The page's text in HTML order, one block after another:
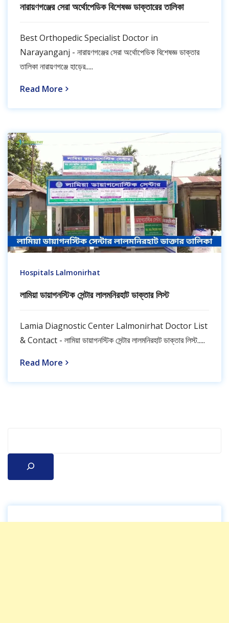
নারায়ণগঞ্জের সেরা অর্থোপেডিক বিশেষজ্ঞ ডাক্তারের তালিকা
Best Orthopedic Specialist Doctor in
Narayanganj - নারায়ণগঞ্জের সেরা অর্থোপেডিক বিশেষজ্ঞ ডাক্তার
তালিকা নারায়ণগঞ্জে হাড়ের.....
Read More
Hospitals Lalmonirhat
লামিয়া ডায়াগনস্টিক সেন্টার লালমনিরহাট ডাক্তার লিস্ট
Lamia Diagnostic Center Lalmonirhat Doctor List
& Contact - লামিয়া ডায়াগনস্টিক সেন্টার লালমনিরহাট ডাক্তার লিস্ট.....
Read More